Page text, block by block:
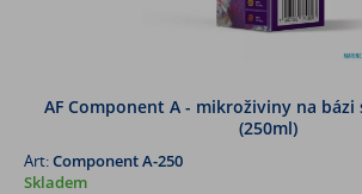
AF Component A - mikroživiny na
(250ml)
Art:Component A-250
Skladem